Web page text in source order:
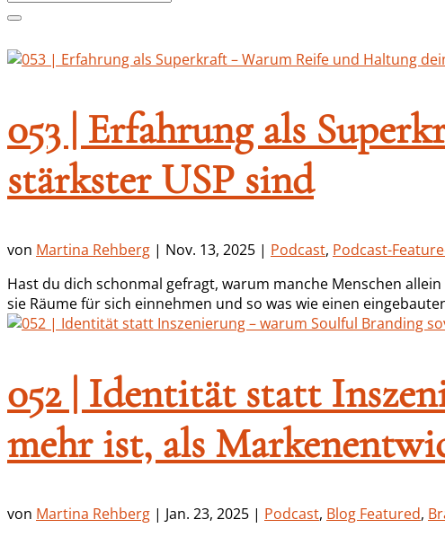
053 | Erfahrung als
stärkster USP sind
von Martina Rehberg | Nov. 13, 2025 | Podcast, Podcast-
Hast du dich schonmal gefragt, warum manche Menschen
sie Räume für sich einnehmen und so was wie einen
052 | Identität statt
mehr ist, als
von Martina Rehberg | Jan. 23, 2025 | Podcast, Blog Featured,